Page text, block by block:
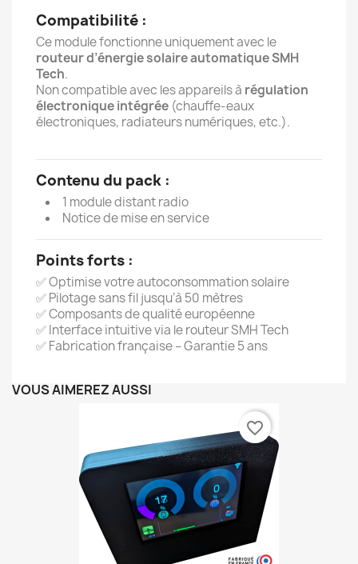
Compatibilité :
Ce module fonctionne uniquement avec le
routeur d’énergie solaire automatique SMH
Tech.
Non compatible avec les appareils à régulation
électronique intégrée (chauffe-eaux
électroniques, radiateurs numériques, etc.).
Contenu du pack :
1 module distant radio
Notice de mise en service
Points forts :
✅ Optimise votre autoconsommation solaire
✅ Pilotage sans fil jusqu’à 50 mètres
✅ Composants de qualité européenne
✅ Interface intuitive via le routeur SMH Tech
✅ Fabrication française – Garantie 5 ans
VOUS AIMEREZ AUSSI
favorite_border